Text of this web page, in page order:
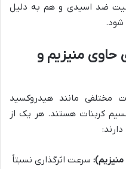
ضد اسیدی و هم به دلیل
شود.
حاوی منیزیم و
مختلفی مانند هیدروکسید
کربنات هستند. هر یک از
سرعت اثرگذاری نسبتاً